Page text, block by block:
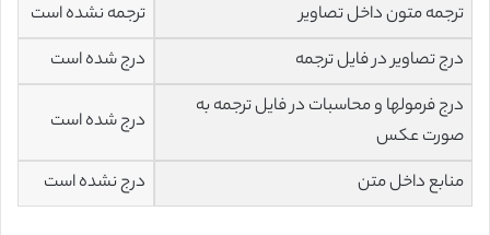
ترجمه متون داخل تصاویر
ترجمه نشده است
درج تصاویر در فایل ترجمه
درج شده است
درج فرمولها و محاسبات در فایل ترجمه به
صورت عکس
درج شده است
منابع داخل متن درج نشده است